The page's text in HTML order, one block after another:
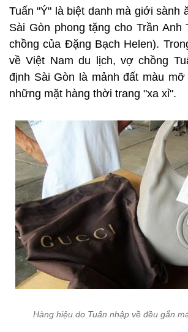
Tuấn "Ý" là biệt danh mà giới sành
Sài Gòn phong tặng cho Trần Anh
chồng của Đặng Bạch Helen).
về Việt Nam du lịch, vợ chồng
định Sài Gòn là mảnh đất màu mỡ
những mặt hàng thời trang "xa xỉ".
Hàng hiệu do Tuấn nhập về đều gắn